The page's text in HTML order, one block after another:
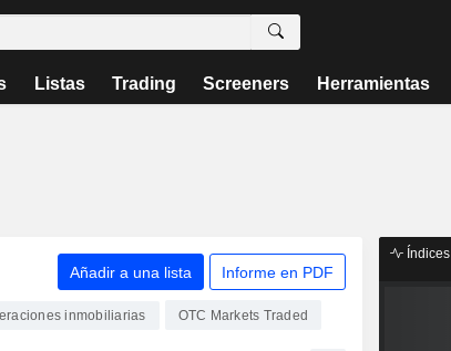
Listas Trading Screeners Herramientas
Añadir a una lista Informe en PDF
inmobiliarias OTC Markets Traded
Índices